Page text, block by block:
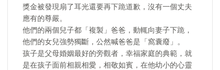
獎金被發現扇了耳光還要再下跪道歉，沒有一個丈夫
應有的尊嚴。
他們的兩個兒子都「複製」爸爸，動輒向妻子下跪，
他們的女兒強勢獨斷，公然喊爸爸是「窩囊廢」。
孩子是父母婚姻最好的旁觀者，幸福家庭的典範，就
是在孩子面前相親相愛，相敬如賓，在他幼小的心靈